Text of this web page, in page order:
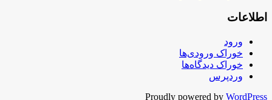
اطلاعات
ورود
خوراک ورودی‌ها
خوراک دیدگاه‌ها
وردپرس
Proudly powered by WordPress